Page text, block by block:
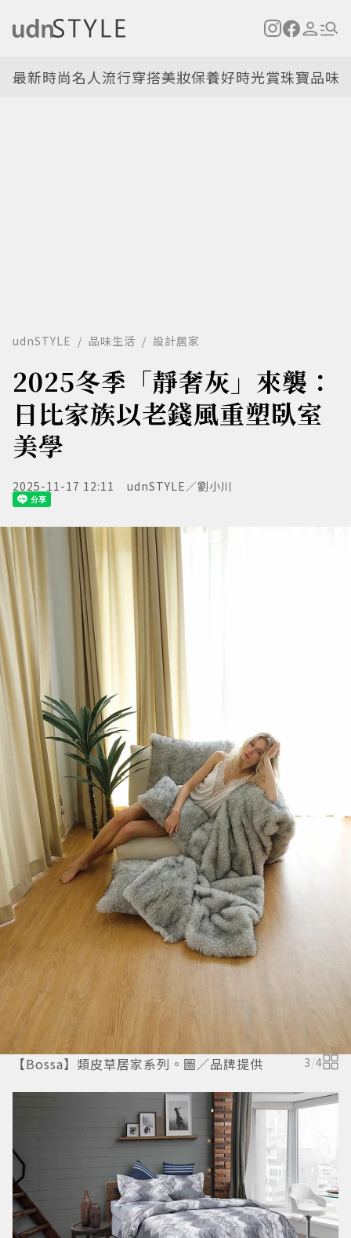
最新時尚名人流行穿搭美妝保養好時光賞珠寶品味
udnSTYLE 品味生活 設計居家
2025冬季「靜奢灰」來襲：
日比家族以老錢風重塑臥室
美學
2025-11-17 12:11 udnSTYLE／劉小川
【Bossa】類皮草居家系列。圖／品牌提供 3/4